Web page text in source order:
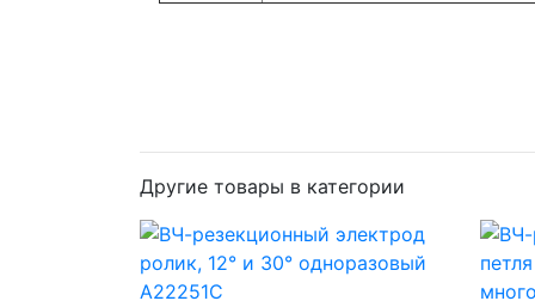
Другие товары в категории